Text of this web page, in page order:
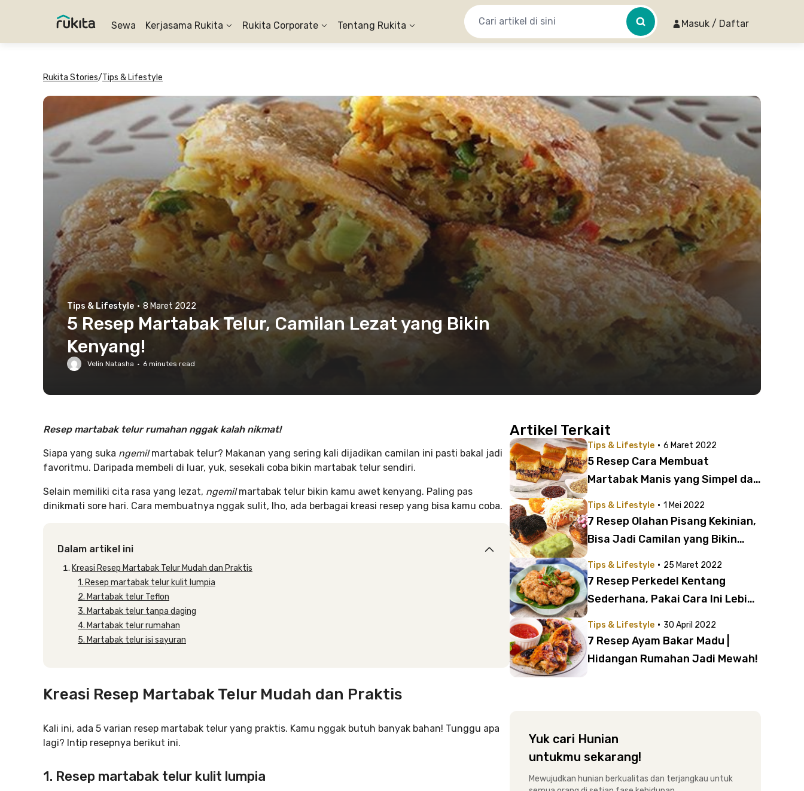
Sewa Kerjasama Rukita Rukita Corporate Tentang Rukita Masuk / Daftar
Rukita Stories/Tips & Lifestyle
Tips & Lifestyle · 8 Maret 2022
5 Resep Martabak Telur, Camilan Lezat yang Bikin
Kenyang!
Velin Natasha · 6 minutes read
Resep martabak telur rumahan nggak kalah nikmat!
Siapa yang suka ngemilmartabak telur? Makanan yang sering kali dijadikan camilan ini pasti bakal jadi
favoritmu. Daripada membeli di luar, yuk, sesekali coba bikin martabak telur sendiri.
Selain memiliki cita rasa yang lezat, ngemilmartabak telur bikin kamu awet kenyang. Paling pas
dinikmati sore hari. Cara membuatnya nggak sulit, lho, ada berbagai kreasi resep yang bisa kamu coba.
Dalam artikel ini
Kreasi Resep Martabak Telur Mudah dan Praktis
1. Resep martabak telur kulit lumpia
2. Martabak telur Teflon
3. Martabak telur tanpa daging
4. Martabak telur rumahan
5. Martabak telur isi sayuran
Kreasi Resep Martabak Telur Mudah dan Praktis
Kali ini, ada 5 varian resep martabak telur yang praktis. Kamu nggak butuh banyak bahan! Tunggu apa
lagi? Intip resepnya berikut ini.
1. Resep martabak telur kulit lumpia
Artikel Terkait
Tips & Lifestyle · 6 Maret 2022
5 Resep Cara Membuat
Martabak Manis yang Simpel dan
Tips & Lifestyle · 1 Mei 2022
7 Resep Olahan Pisang Kekinian,
Bisa Jadi Camilan yang Bikin
Tips & Lifestyle · 25 Maret 2022
7 Resep Perkedel Kentang
Sederhana, Pakai Cara Ini Lebih
Tips & Lifestyle · 30 April 2022
7 Resep Ayam Bakar Madu |
Hidangan Rumahan Jadi Mewah!
Yuk cari Hunian
untukmu sekarang!
Mewujudkan hunian berkualitas dan terjangkau untuk